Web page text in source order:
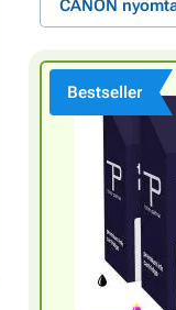
CANON
Bestseller